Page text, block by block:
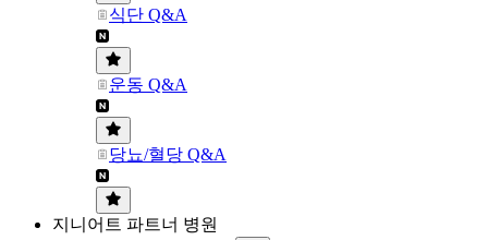
식단 Q&A
운동 Q&A
당뇨/혈당 Q&A
지니어트 파트너 병원